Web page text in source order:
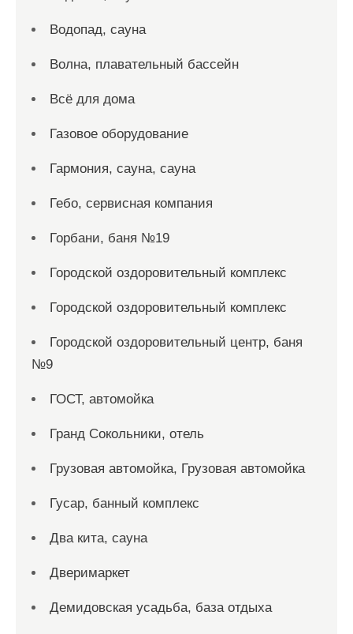
Водопад, сауна
Волна, плавательный бассейн
Всё для дома
Газовое оборудование
Гармония, сауна, сауна
Гебо, сервисная компания
Горбани, баня №19
Городской оздоровительный комплекс
Городской оздоровительный комплекс
Городской оздоровительный центр, баня
№9
ГОСТ, автомойка
Гранд Сокольники, отель
Грузовая автомойка, Грузовая автомойка
Гусар, банный комплекс
Два кита, сауна
Дверимаркет
Демидовская усадьба, база отдыха